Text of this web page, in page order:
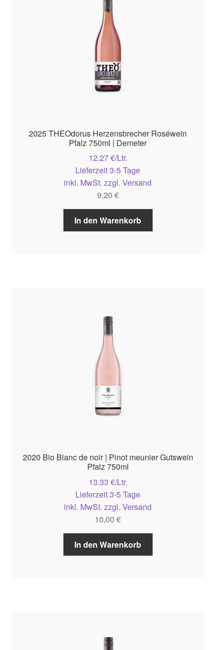
2025 THEOdorus Herzensbrecher Roséwein
Pfalz 750ml | Demeter
12.27 €/Ltr.
Lieferzeit 3-5 Tage
inkl. MwSt. zzgl. Versand
9,20 €
In den Warenkorb
2020 Bio Blanc de noir | Pinot meunier Gutswein
Pfalz 750ml
13.33 €/Ltr.
Lieferzeit 3-5 Tage
inkl. MwSt. zzgl. Versand
10,00€
In den Warenkorb